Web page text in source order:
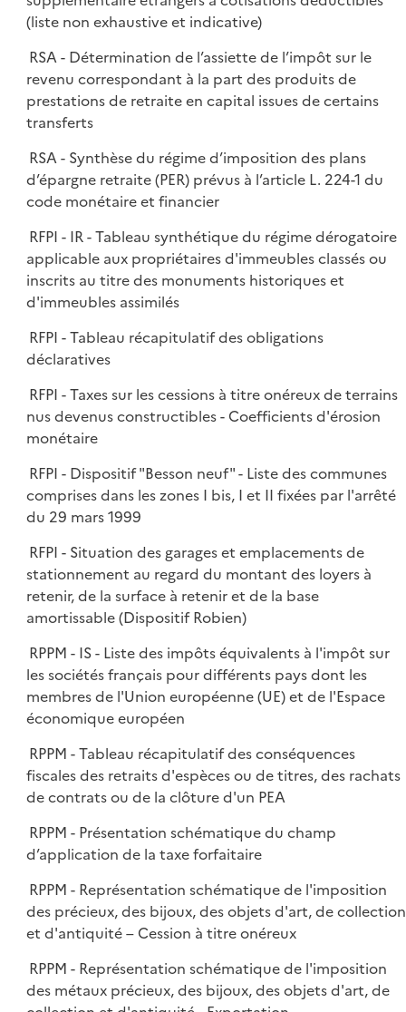
(liste non exhaustive et indicative)
RSA - Détermination de l’assiette de l’impôt sur le
revenu correspondant à la part des produits de
prestations de retraite en capital issues de certains
transferts
RSA - Synthèse du régime d’imposition des plans
d’épargne retraite (PER) prévus à l’article L. 224-1 du
code monétaire et financier
RFPI - IR - Tableau synthétique du régime dérogatoire
applicable aux propriétaires d'immeubles classés ou
inscrits au titre des monuments historiques et
d'immeubles assimilés
RFPI - Tableau récapitulatif des obligations
déclaratives
RFPI - Taxes sur les cessions à titre onéreux de terrains
nus devenus constructibles - Coefficients d'érosion
monétaire
RFPI - Dispositif "Besson neuf" - Liste des communes
comprises dans les zones I bis, I et II fixées par l'arrêté
du 29 mars 1999
RFPI - Situation des garages et emplacements de
stationnement au regard du montant des loyers à
retenir, de la surface à retenir et de la base
amortissable (Dispositif Robien)
RPPM - IS - Liste des impôts équivalents à l'impôt sur
les sociétés français pour différents pays dont les
membres de l'Union européenne (UE) et de l'Espace
économique européen
RPPM - Tableau récapitulatif des conséquences
fiscales des retraits d'espèces ou de titres, des rachats
de contrats ou de la clôture d'un PEA
RPPM - Présentation schématique du champ
d’application de la taxe forfaitaire
RPPM - Représentation schématique de l'imposition
des précieux, des bijoux, des objets d'art, de collection
et d'antiquité – Cession à titre onéreux
RPPM - Représentation schématique de l'imposition
des métaux précieux, des bijoux, des objets d'art, de